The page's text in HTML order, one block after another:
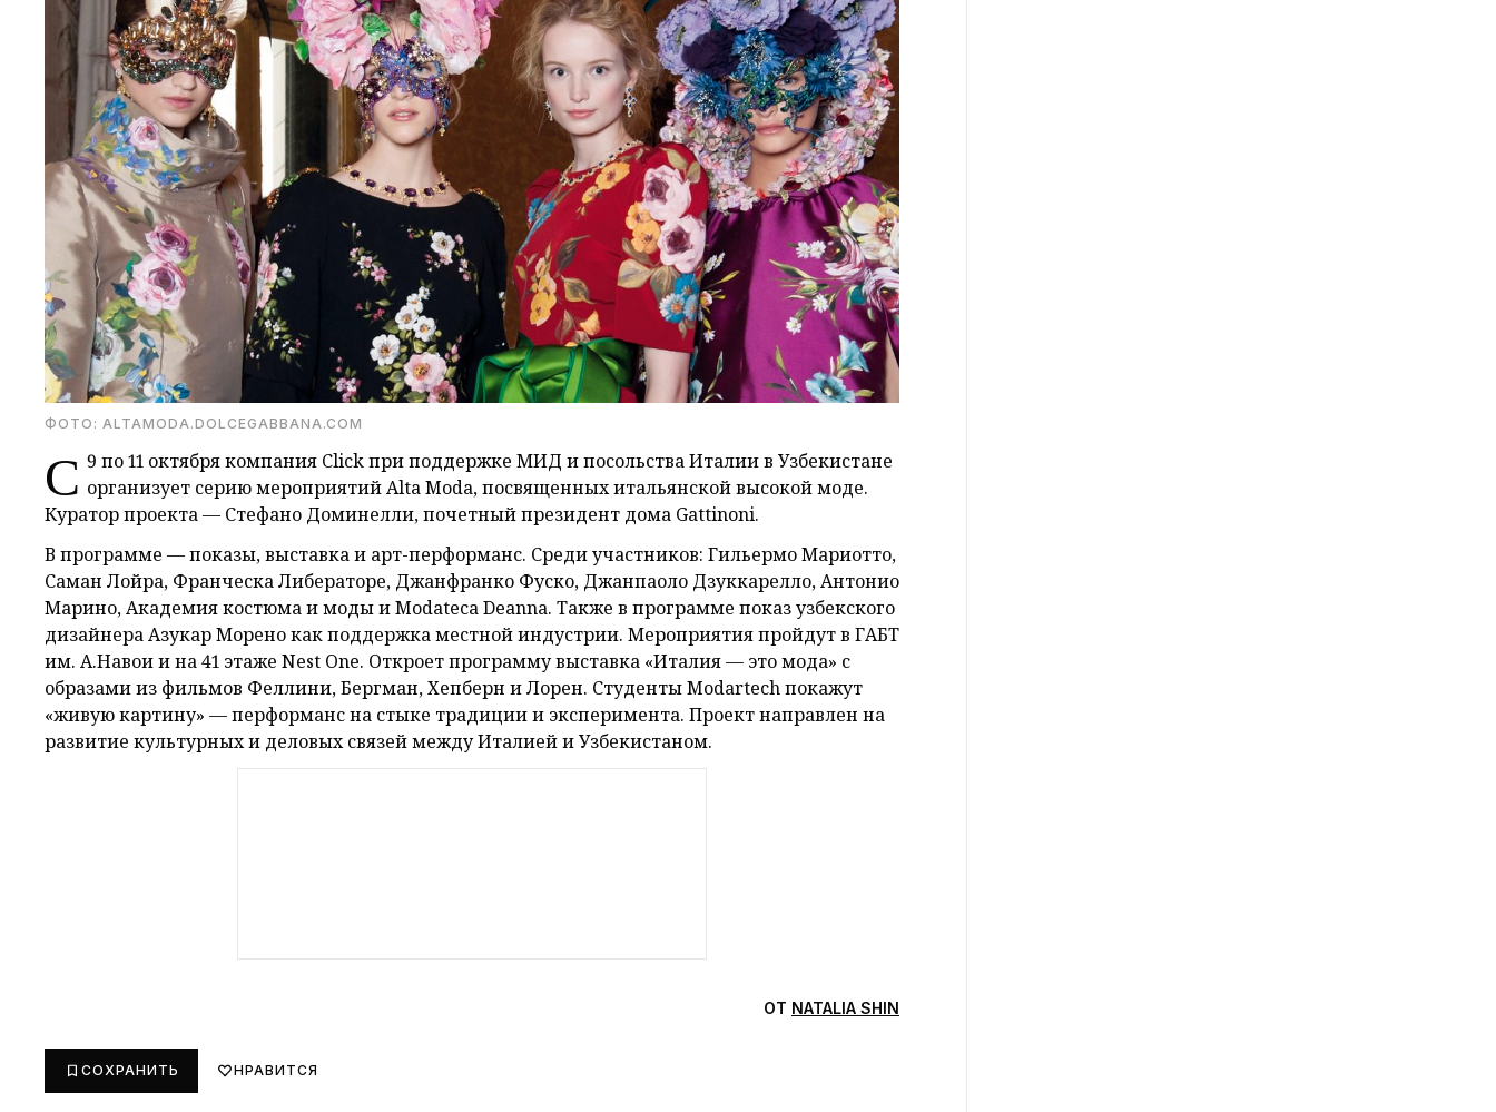
ФОТО: ALTAMODA.DOLCEGABBANA.COM
С 9 по 11 октября компания Click при поддержке МИД и посольства Италии в Узбекистане
организует серию мероприятий Alta Moda, посвященных итальянской высокой моде.
Куратор проекта — Стефано Доминелли, почетный президент дома Gattinoni.
В программе — показы, выставка и арт-перформанс. Среди участников: Гильермо Мариотто,
Саман Лойра, Франческа Либераторе, Джанфранко Фуско, Джанпаоло Дзуккарелло, Антонио
Марино, Академия костюма и моды и Modateca Deanna. Также в программе показ узбекского
дизайнера Азукар Морено как поддержка местной индустрии. Мероприятия пройдут в ГАБТ
им. А.Навои и на 41 этаже Nest One. Откроет программу выставка «Италия — это мода» с
образами из фильмов Феллини, Бергман, Хепберн и Лорен. Студенты Modartech покажут
«живую картину» — перформанс на стыке традиции и эксперимента. Проект направлен на
развитие культурных и деловых связей между Италией и Узбекистаном.
ОТ NATALIA SHIN
СОХРАНИТЬ НРАВИТСЯ